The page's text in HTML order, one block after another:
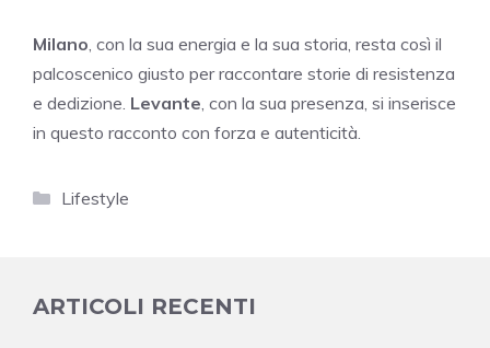
Milano , con la sua energia e la sua storia, resta così il
palcoscenico giusto per raccontare storie di resistenza
e dedizione. Levante , con la sua presenza, si inserisce
in questo racconto con forza e autenticità.
Categorie
Lifestyle
ARTICOLI RECENTI